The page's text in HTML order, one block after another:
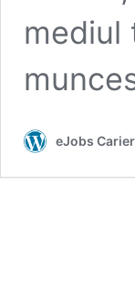
mediul
eJobs